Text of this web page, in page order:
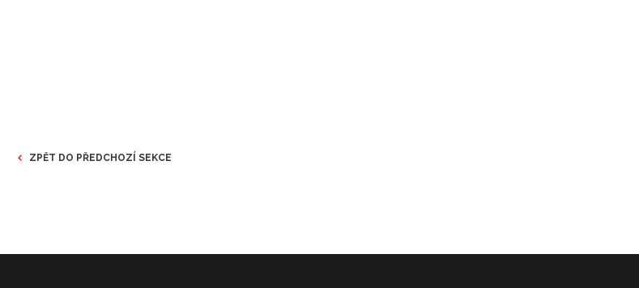
ZPĚT DO PŘEDCHOZÍ SEKCE